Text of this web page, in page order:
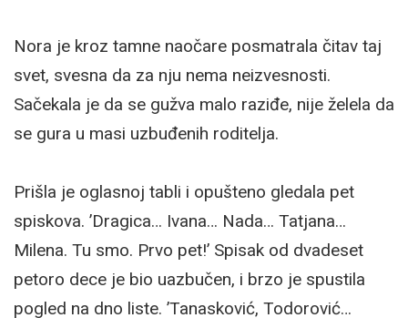
Nora je kroz tamne naočare posmatrala čitav taj
svet, svesna da za nju nema neizvesnosti.
Sačekala je da se gužva malo raziđe, nije želela da
se gura u masi uzbuđenih roditelja.
Prišla je oglasnoj tabli i opušteno gledala pet
spiskova. ’Dragica… Ivana… Nada… Tatjana…
Milena. Tu smo. Prvo pet!’ Spisak od dvadeset
petoro dece je bio uazbučen, i brzo je spustila
pogled na dno liste. ’Tanasković, Todorović…